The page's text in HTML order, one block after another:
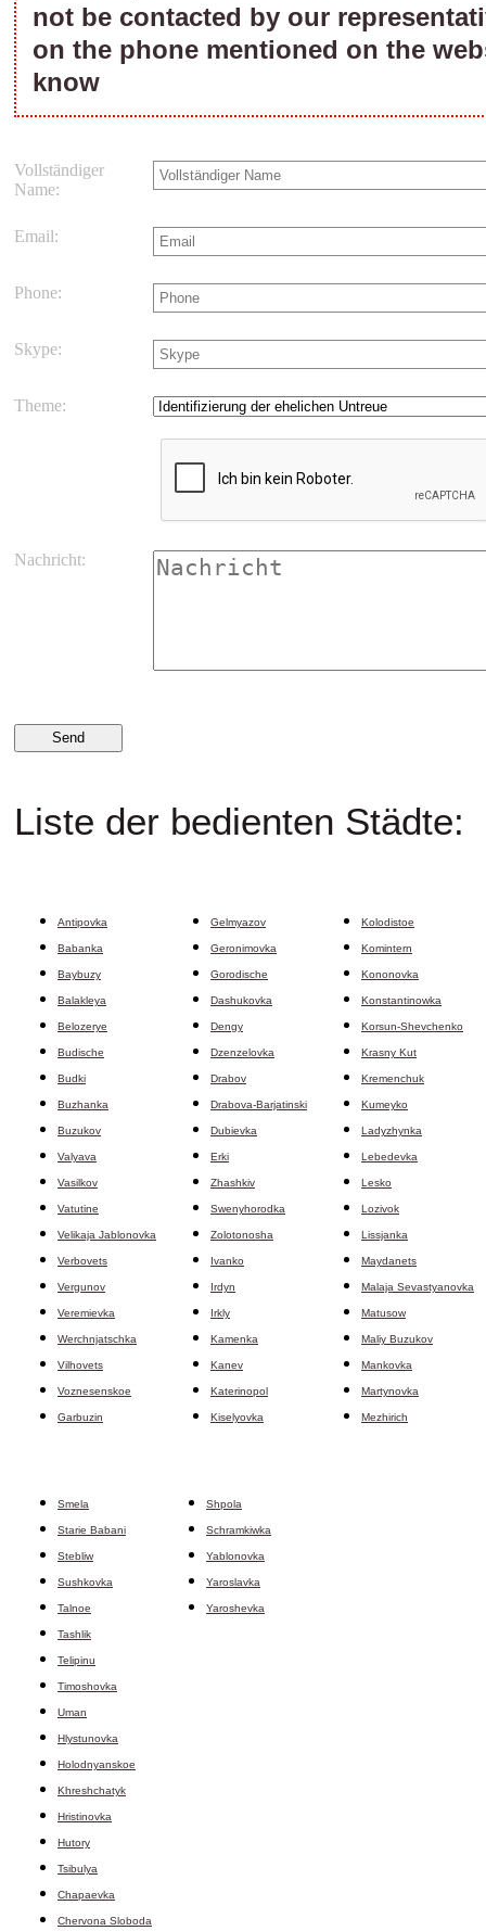
not be contacted by our
on the phone mentioned on the
know
Vollständiger
Name:
Email:
Phone:
Skype:
Theme:
Nachricht:
Liste der bedienten Städte:
Antipovka
Babanka
Baybuzy
Balakleya
Belozerye
Budische
Budki
Buzhanka
Buzukov
Valyava
Vasilkov
Vatutine
Velikaja Jablonovka
Verbovets
Vergunov
Veremievka
Werchnjatschka
Vilhovets
Voznesenskoe
Garbuzin
Gelmyazov
Geronimovka
Gorodische
Dashukovka
Dengy
Dzenzelovka
Drabov
Drabova-Barjatinski
Dubievka
Erki
Zhashkiv
Swenyhorodka
Zolotonosha
Ivanko
Irdyn
Irkly
Kamenka
Kanev
Katerinopol
Kiselyovka
Kolodistoe
Komintern
Kononovka
Konstantinowka
Korsun-Shevchenko
Krasny Kut
Kremenchuk
Kumeyko
Ladyzhynka
Lebedevka
Lesko
Lozivok
Lissjanka
Maydanets
Malaja Sevastyanovka
Matusow
Maliy Buzukov
Mankovka
Martynovka
Mezhirich
Smela
Starie Babani
Stebliw
Sushkovka
Talnoe
Tashlik
Telipinu
Timoshovka
Uman
Hlystunovka
Holodnyanskoe
Khreshchatyk
Hristinovka
Hutory
Tsibulya
Chapaevka
Chervona Sloboda
Shpola
Schramkiwka
Yablonovka
Yaroslavka
Yaroshevka